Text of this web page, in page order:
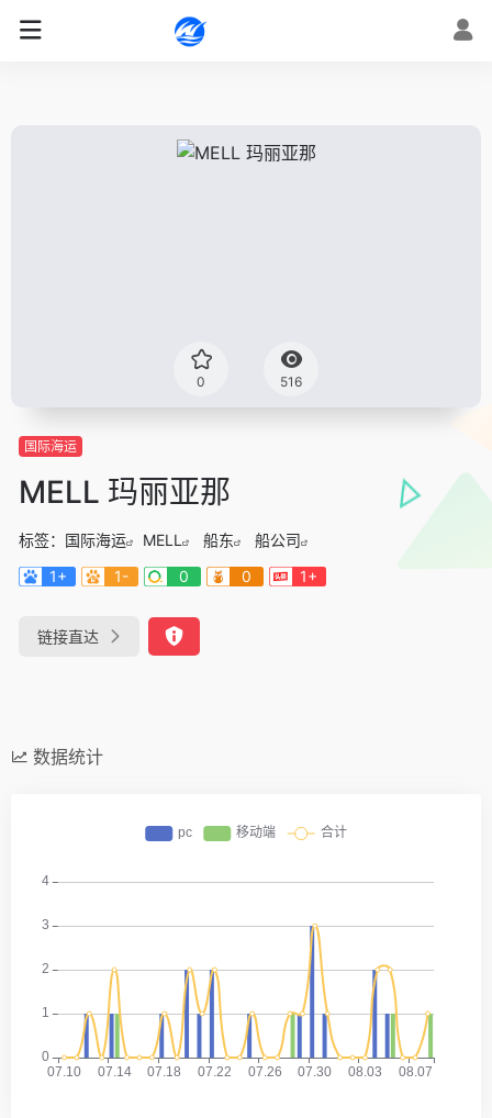
0 516
国际海运
MELL 玛丽亚那
标签： 国际海运 MELL 船东
船公司
1+
1- 0 0 1+
链接直达
数据统计